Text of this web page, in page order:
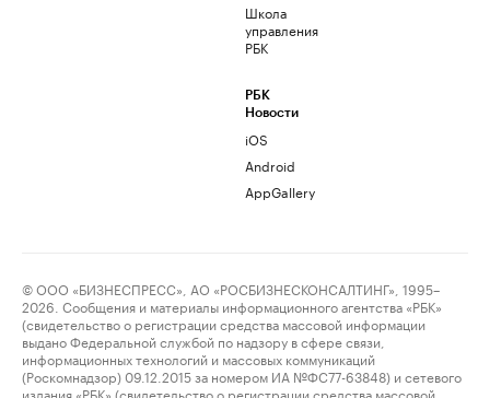
Школа
управления
РБК
РБК
Новости
iOS
Android
AppGallery
© ООО «БИЗНЕСПРЕСС», АО «РОСБИЗНЕСКОНСАЛТИНГ», 1995–
2026. Сообщения и материалы информационного агентства «РБК»
(свидетельство о регистрации средства массовой информации
выдано Федеральной службой по надзору в сфере связи,
информационных технологий и массовых коммуникаций
(Роскомнадзор) 09.12.2015 за номером ИА №ФС77-63848) и сетевого
издания «РБК» (свидетельство о регистрации средства массовой